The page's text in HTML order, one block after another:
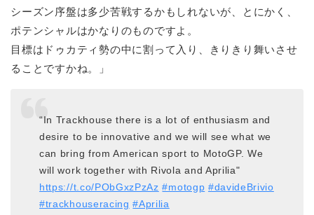
シーズン序盤は多少苦戦するかもしれないが、とにかく、
ポテンシャルはかなりのものですよ。
目標はドゥカティ勢の中に割って入り、きりきり舞いさせ
ることですかね。」
“In Trackhouse there is a lot of enthusiasm and
desire to be innovative and we will see what we
can bring from American sport to MotoGP. We
will work together with Rivola and Aprilia"
https://t.co/PObGxzPzAz #motogp #davideBrivio
#trackhouseracing #Aprilia